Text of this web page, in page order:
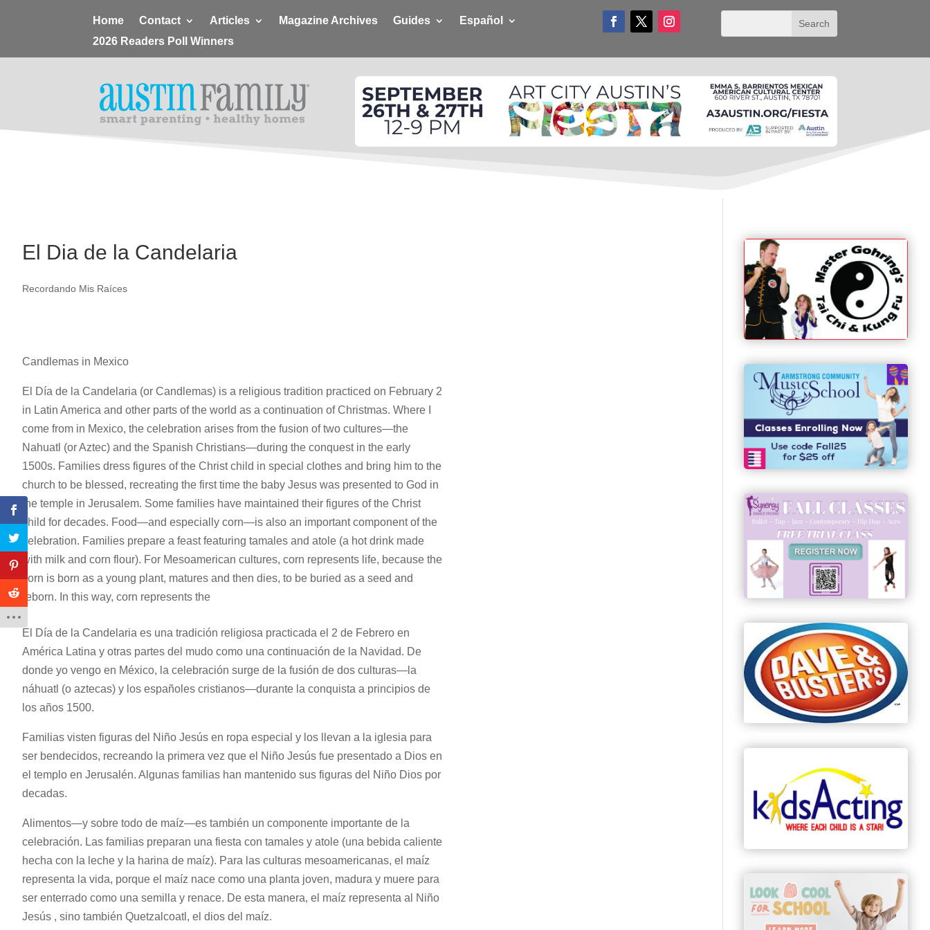
Home Contact Articles Magazine Archives Guides
Español
2026 Readers Poll Winners
El Dia de la Candelaria
Recordando Mis Raíces
Candlemas in Mexico
El Día de la Candelaria (or Candlemas) is a religious tradition practiced on February 2
in Latin America and other parts of the world as a continuation of Christmas. Where I
come from in Mexico, the celebration arises from the fusion of two cultures—the
Nahuatl (or Aztec) and the Spanish Christians—during the conquest in the early
1500s. Families dress figures of the Christ child in special clothes and bring him to the
church to be blessed, recreating the first time the baby Jesus was presented to God in
the temple in Jerusalem. Some families have maintained their figures of the Christ
child for decades. Food—and especially corn—is also an important component of the
celebration. Families prepare a feast featuring tamales and atole (a hot drink made
with milk and corn flour). For Mesoamerican cultures, corn represents life, because the
corn is born as a young plant, matures and then dies, to be buried as a seed and
reborn. In this way, corn represents the
El Día de la Candelaria es una tradición religiosa practicada el 2 de Febrero en
América Latina y otras partes del mudo como una continuación de la Navidad. De
donde yo vengo en México, la celebración surge de la fusión de dos culturas—la
náhuatl (o aztecas) y los españoles cristianos—durante la conquista a principios de
los años 1500.
Familias visten figuras del Niño Jesús en ropa especial y los llevan a la iglesia para
ser bendecidos, recreando la primera vez que el Niño Jesús fue presentado a Dios en
el templo en Jerusalén. Algunas familias han mantenido sus figuras del Niño Dios por
decadas.
Alimentos—y sobre todo de maíz—es también un componente importante de la
celebración. Las familias preparan una fiesta con tamales y atole (una bebida caliente
hecha con la leche y la harina de maíz). Para las culturas mesoamericanas, el maíz
representa la vida, porque el maíz nace como una planta joven, madura y muere para
ser enterrado como una semilla y renace. De esta manera, el maíz representa al Niño
Jesús , sino también Quetzalcoatl, el dios del maíz.